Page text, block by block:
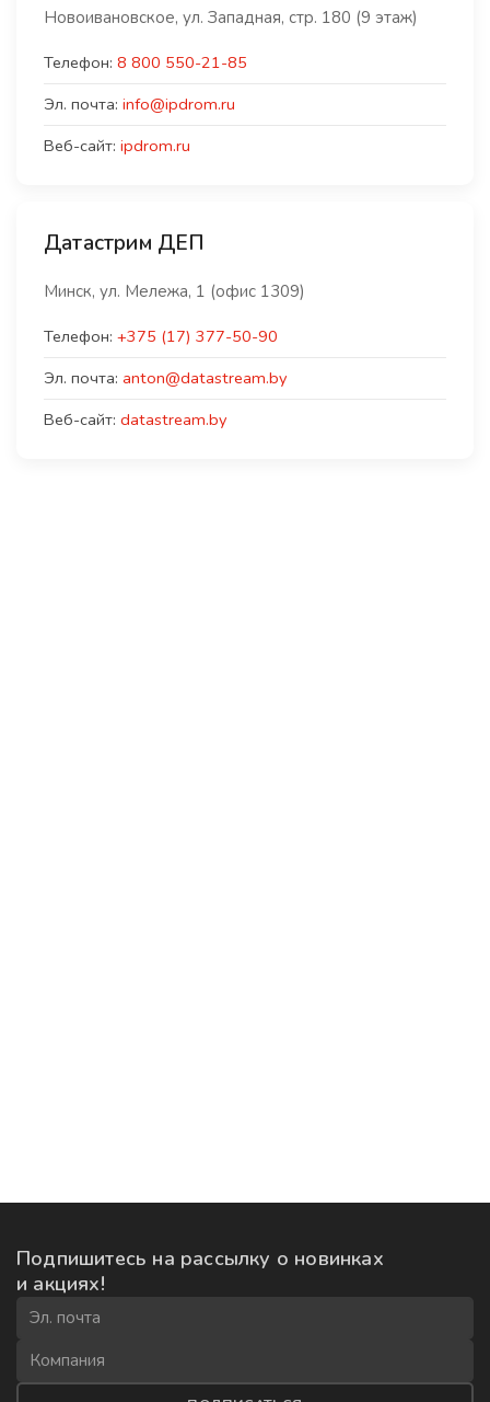
Новоивановское, ул. Западная, стр. 180 (9 этаж)
Телефон: 8 800 550-21-85
Эл. почта: info@ipdrom.ru
Веб-сайт: ipdrom.ru
Датаcтрим ДЕП
Минск, ул. Мележа, 1 (офис 1309)
Телефон: +375 (17) 377-50-90
Эл. почта: anton@datastream.by
Веб-сайт: datastream.by
Подпишитесь на рассылку о новинках
и акциях!